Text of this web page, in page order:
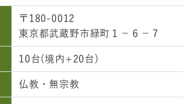
〒180-0012
東京都武蔵野市緑町１－６－７
10台(境内+20台)
仏教・無宗教